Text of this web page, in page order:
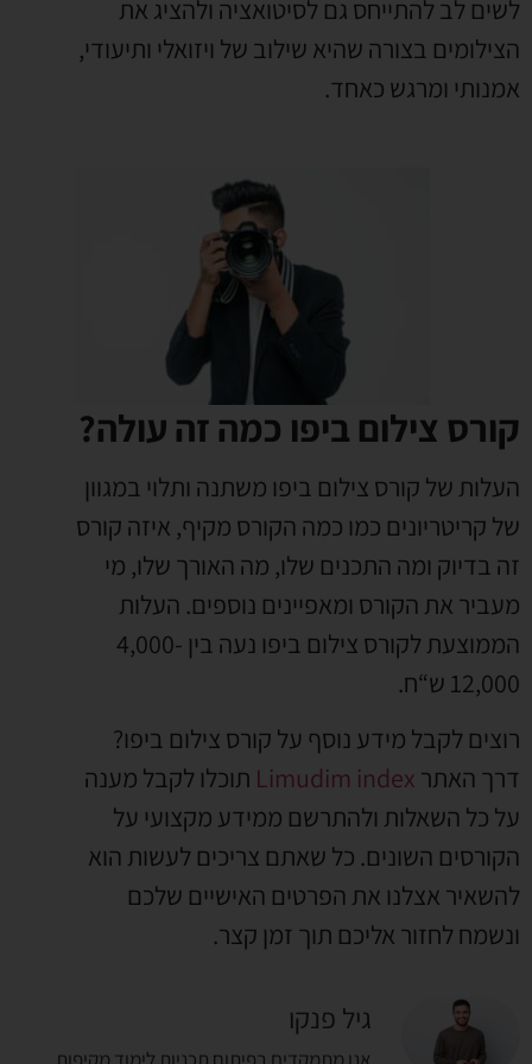
לשים לב להתייחס גם לסיטואציה ולהציג את
הצילומים בצורה שהיא שילוב של ויזואלי ותיעודי,
אמנותי ומרגש כאחד.
קורס צילום ביפו כמה זה עולה?
העלות של קורס צילום ביפו משתנה ותלוי במגוון
של קריטריונים כמו כמה הקורס מקיף, איזה קורס
זה בדיוק ומה התכנים שלו, מה האורך שלו, מי
מעביר את הקורס ומאפיינים נוספים. העלות
הממוצעת לקורס צילום ביפו נעה בין 4,000-
12,000 ש“ח.
רוצים לקבל מידע נוסף על קורס צילום ביפו?
דרך האתר Limudim index תוכלו לקבל מענה
על כל השאלות ולהתרשם ממידע מקצועי על
הקורסים השונים. כל שאתם צריכים לעשות הוא
להשאיר אצלנו את הפרטים האישיים שלכם
ונשמח לחזור אליכם תוך זמן קצר.
גיל פנקו